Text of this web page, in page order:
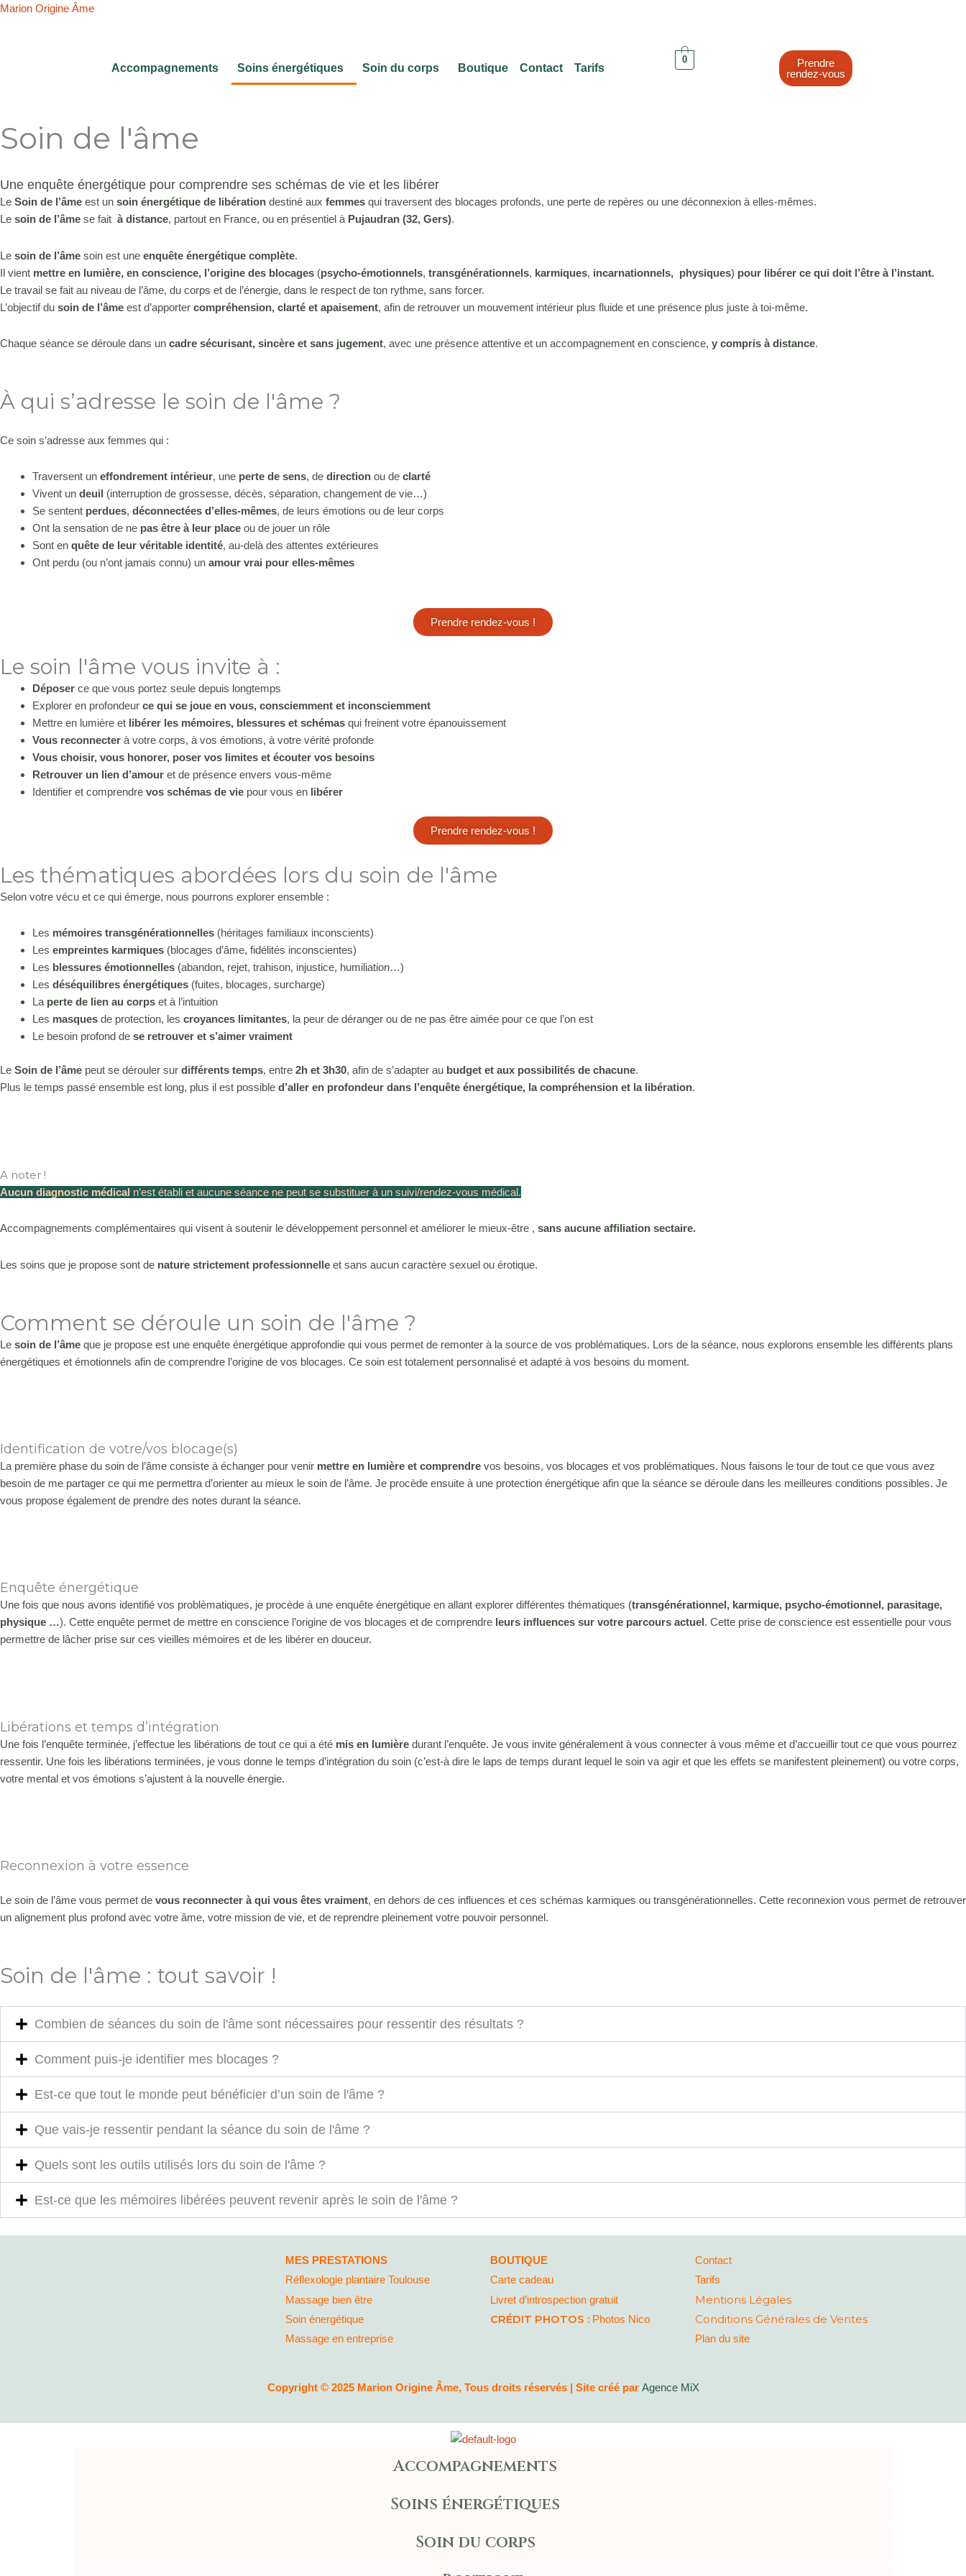
Aller
Marion Origine Âme
Accompagnements Soins énergétiques Soin du corps Boutique Contact Tarifs
0
Prendre
rendez-vous
Soin de l'âme
Une enquête énergétique pour comprendre ses schémas de vie et les libérer
Le Soin de l’âme est un soin énergétique de libération destiné aux femmes qui traversent des blocages profonds, une perte de repères ou une déconnexion à elles-mêmes.
Le soin de l’âme se fait à distance, partout en France, ou en présentiel à Pujaudran (32, Gers).
Le soin de l’âme soin est une enquête énergétique complète.
Il vient mettre en lumière, en conscience, l’origine des blocages (psycho-émotionnels, transgénérationnels, karmiques, incarnationnels, physiques) pour libérer ce qui doit l’être à l’instant.
Le travail se fait au niveau de l’âme, du corps et de l’énergie, dans le respect de ton rythme, sans forcer.
L’objectif du soin de l’âme est d’apporter compréhension, clarté et apaisement, afin de retrouver un mouvement intérieur plus fluide et une présence plus juste à toi-même.
Chaque séance se déroule dans un cadre sécurisant, sincère et sans jugement, avec une présence attentive et un accompagnement en conscience, y compris à distance.
À qui s’adresse le soin de l'âme ?
Ce soin s’adresse aux femmes qui :
Traversent un effondrement intérieur, une perte de sens, de direction ou de clarté
Vivent un deuil (interruption de grossesse, décès, séparation, changement de vie…)
Se sentent perdues, déconnectées d’elles-mêmes, de leurs émotions ou de leur corps
Ont la sensation de ne pas être à leur place ou de jouer un rôle
Sont en quête de leur véritable identité, au-delà des attentes extérieures
Ont perdu (ou n’ont jamais connu) un amour vrai pour elles-mêmes
Prendre rendez-vous !
Le soin l'âme vous invite à :
Déposer ce que vous portez seule depuis longtemps
Explorer en profondeur ce qui se joue en vous, consciemment et inconsciemment
Mettre en lumière et libérer les mémoires, blessures et schémas qui freinent votre épanouissement
Vous reconnecter à votre corps, à vos émotions, à votre vérité profonde
Vous choisir, vous honorer, poser vos limites et écouter vos besoins
Retrouver un lien d’amour et de présence envers vous-même
Identifier et comprendre vos schémas de vie pour vous en libérer
Prendre rendez-vous !
Les thématiques abordées lors du soin de l'âme
Selon votre vécu et ce qui émerge, nous pourrons explorer ensemble :
Les mémoires transgénérationnelles (héritages familiaux inconscients)
Les empreintes karmiques (blocages d’âme, fidélités inconscientes)
Les blessures émotionnelles (abandon, rejet, trahison, injustice, humiliation…)
Les déséquilibres énergétiques (fuites, blocages, surcharge)
La perte de lien au corps et à l’intuition
Les masques de protection, les croyances limitantes, la peur de déranger ou de ne pas être aimée pour ce que l’on est
Le besoin profond de se retrouver et s’aimer vraiment
Le Soin de l’âme peut se dérouler sur différents temps, entre 2h et 3h30, afin de s’adapter au budget et aux possibilités de chacune.
Plus le temps passé ensemble est long, plus il est possible d’aller en profondeur dans l’enquête énergétique, la compréhension et la libération.
A noter !
Aucun diagnostic médical n’est établi et aucune séance ne peut se substituer à un suivi/rendez-vous médical.
Accompagnements complémentaires qui visent à soutenir le développement personnel et améliorer le mieux-être , sans aucune affiliation sectaire. ⁠ ⁠
Les soins que je propose sont de nature strictement professionnelle et sans aucun caractère sexuel ou érotique.
Comment se déroule un soin de l'âme ?
Le soin de l’âme que je propose est une enquête énergétique approfondie qui vous permet de remonter à la source de vos problématiques. Lors de la séance, nous explorons ensemble les différents plans
énergétiques et émotionnels afin de comprendre l’origine de vos blocages. Ce soin est totalement personnalisé et adapté à vos besoins du moment.
Identification de votre/vos blocage(s)
La première phase du soin de l’âme consiste à échanger pour venir mettre en lumière et comprendre vos besoins, vos blocages et vos problématiques. Nous faisons le tour de tout ce que vous avez
besoin de me partager ce qui me permettra d’orienter au mieux le soin de l’âme. Je procède ensuite à une protection énergétique afin que la séance se déroule dans les meilleures conditions possibles. Je
vous propose également de prendre des notes durant la séance.
Enquête énergétique
Une fois que nous avons identifié vos problèmatiques, je procède à une enquête énergétique en allant explorer différentes thématiques (transgénérationnel, karmique, psycho-émotionnel, parasitage,
physique …). Cette enquête permet de mettre en conscience l’origine de vos blocages et de comprendre leurs influences sur votre parcours actuel. Cette prise de conscience est essentielle pour vous
permettre de lâcher prise sur ces vieilles mémoires et de les libérer en douceur.
Libérations et temps d’intégration
Une fois l’enquête terminée, j’effectue les libérations de tout ce qui a été mis en lumière durant l’enquête. Je vous invite généralement à vous connecter à vous même et d’accueillir tout ce que vous pourrez
ressentir. Une fois les libérations terminées, je vous donne le temps d’intégration du soin (c’est-à dire le laps de temps durant lequel le soin va agir et que les effets se manifestent pleinement) ou votre corps,
votre mental et vos émotions s’ajustent à la nouvelle énergie.
Reconnexion à votre essence
Le soin de l’âme vous permet de vous reconnecter à qui vous êtes vraiment, en dehors de ces influences et ces schémas karmiques ou transgénérationnelles. Cette reconnexion vous permet de retrouver
un alignement plus profond avec votre âme, votre mission de vie, et de reprendre pleinement votre pouvoir personnel.
Soin de l'âme : tout savoir !
Combien de séances du soin de l'âme sont nécessaires pour ressentir des résultats ?
Comment puis-je identifier mes blocages ?
Est-ce que tout le monde peut bénéficier d’un soin de l'âme ?
Que vais-je ressentir pendant la séance du soin de l'âme ?
Quels sont les outils utilisés lors du soin de l'âme ?
Est-ce que les mémoires libérées peuvent revenir après le soin de l'âme ?
MES PRESTATIONS
Réflexologie plantaire Toulouse
Massage bien être
Soin énergétique
Massage en entreprise
BOUTIQUE
Carte cadeau
Livret d’introspection gratuit
CRÉDIT PHOTOS : Photos Nico
Contact
Tarifs
Mentions Légales
Conditions Générales de Ventes
Plan du site
Copyright © 2025 Marion Origine Âme, Tous droits réservés | Site créé par Agence MiX
Accompagnements
Soins énergétiques
Soin du corps